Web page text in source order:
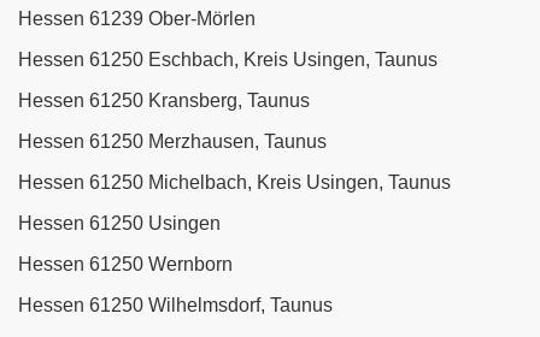
Hessen 61239 Ober-Mörlen
Hessen 61250 Eschbach, Kreis Usingen, Taunus
Hessen 61250 Kransberg, Taunus
Hessen 61250 Merzhausen, Taunus
Hessen 61250 Michelbach, Kreis Usingen, Taunus
Hessen 61250 Usingen
Hessen 61250 Wernborn
Hessen 61250 Wilhelmsdorf, Taunus